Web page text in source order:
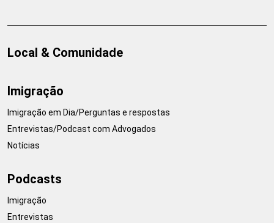
Local & Comunidade
Imigração
Imigração em Dia/Perguntas e respostas
Entrevistas/Podcast com Advogados
Notícias
Podcasts
Imigração
Entrevistas